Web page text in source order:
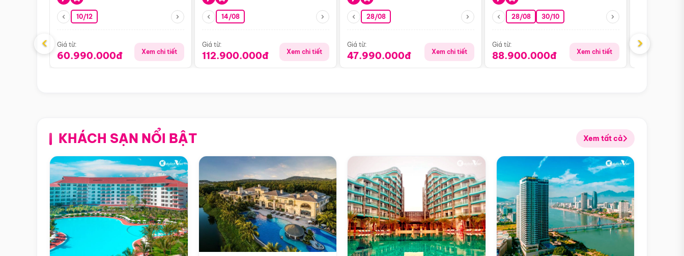
10/12
Giá từ:
60.990.000đ Xem chi tiết
14/08
Giá từ:
112.900.000đ Xem chi tiết
28/08
Giá từ:
47.990.000đ Xem chi tiết
28/08 30/10
Giá từ:
88.900.000đ Xem chi tiết
Giá từ:
‹ ›
KHÁCH SẠN NỔI BẬT Xem tất cả